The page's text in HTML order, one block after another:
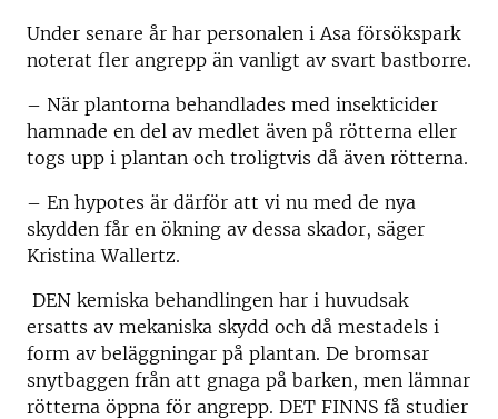
Under senare år har personalen i Asa försökspark
noterat fler angrepp än vanligt av svart bastborre.
– När plantorna behandlades med insekticider
hamnade en del av medlet även på rötterna eller
togs upp i plantan och troligtvis då även rötterna.
– En hypotes är därför att vi nu med de nya
skydden får en ökning av dessa skador, säger
Kristina Wallertz.
DEN kemiska behandlingen har i huvudsak
ersatts av mekaniska skydd och då mestadels i
form av beläggningar på plantan. De bromsar
snytbaggen från att gnaga på barken, men lämnar
rötterna öppna för angrepp. DET FINNS få studier